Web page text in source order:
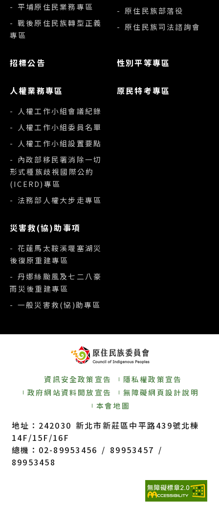
- 平埔原住民業務專區
- 戰後原住民族轉型正義
專區
- 原住民族部落役
- 原住民族司法諮詢會
招標公告 性別平等專區
人權業務專區
- 人權工作小組會議紀錄
- 人權工作小組委員名單
- 人權工作小組設置要點
- 內政部移民署消除一切
形式種族歧視國際公約
(ICERD)專區
- 法務部人權大步走專區
原民特考專區
災害救(協)助事項
- 花蓮馬太鞍溪堰塞湖災
後復原重建專區
- 丹娜絲颱風及七二八豪
雨災後重建專區
- 一般災害救(協)助專區
資訊安全政策宣告
隱私權政策宣告
政府網站資料開放宣告
無障礙網頁設計說明
本會地圖
地址：242030 新北市新莊區中平路439號北棟
14F/15F/16F
總機：02-89953456 / 89953457 /
89953458